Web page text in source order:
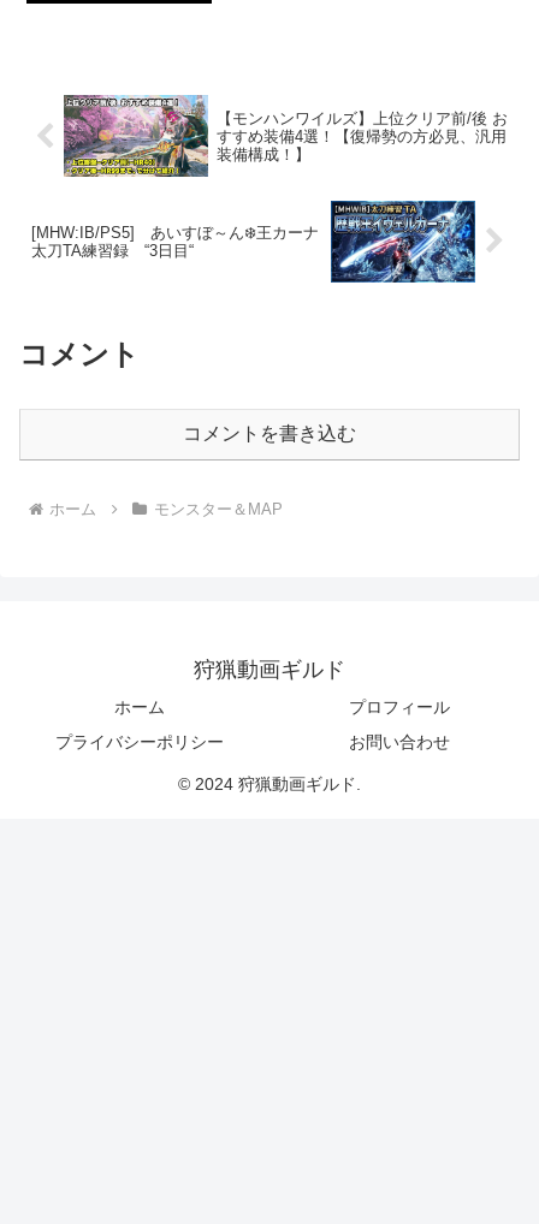
【モンハンワイルズ】上位クリア前/後 お
すすめ装備4選！【復帰勢の方必見、汎用
装備構成！】
[MHW:IB/PS5] あいすぼ～ん❄️王カーナ
太刀TA練習録 “3日目“
コメント
コメントを書き込む
ホーム モンスター＆MAP
狩猟動画ギルド
ホーム
プロフィール
プライバシーポリシー
お問い合わせ
© 2024 狩猟動画ギルド.